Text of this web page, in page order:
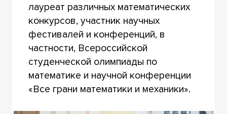
лауреат различных математических
конкурсов, участник научных
фестивалей и конференций, в
частности, Всероссийской
студенческой олимпиады по
математике и научной конференции
«Все грани математики и механики».